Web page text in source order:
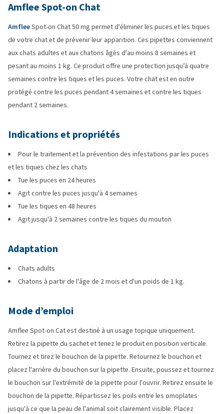
Amflee Spot-on Chat
AmfleeSpot-on Chat 50 mg permet d'éliminer les puces et les tiques
de votre chat et de prévenir leur apparition. Ces pipettes conviennent
aux chats adultes et aux chatons âgés d'au moins 8 semaines et
pesant au moins 1 kg. Ce produit offre une protection jusqu’à quatre
semaines contre les tiques et les puces. Votre chat est en outre
protégé contre les puces pendant 4 semaines et contre les tiques
pendant 2 semaines.
Indications et propriétés
Pour le traitement et la prévention des infestations par les puces
et les tiques chez les chats
Tue les puces en 24 heures
Agit contre les puces jusqu'à 4 semaines
Tue les tiques en 48 heures
Agit jusqu'à 2 semaines contre les tiques du mouton
Adaptation
Chats adults
Chatons à partir de l'âge de 2 mois et d'un poids de 1 kg.
Mode d’emploi
Amflee Spot-on Cat est destiné à un usage topique uniquement.
Retirez la pipette du sachet et tenez le produit en position verticale.
Tournez et tirez le bouchon de la pipette. Retournez le bouchon et
placez l'arrière du bouchon sur la pipette. Ensuite, poussez et tournez
le bouchon sur l'extrémité de la pipette pour l'ouvrir. Retirez ensuite le
bouchon de la pipette. Répartissez les poils entre les omoplates
jusqu'à ce que la peau de l'animal soit clairement visible. Placez